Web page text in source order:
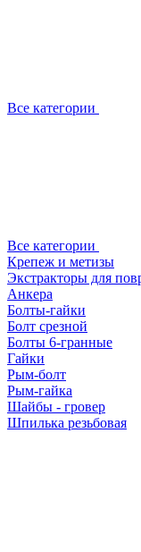
Все категории
Все категории
Крепеж и метизы
Экстракторы для
Анкера
Болты-гайки
Болт срезной
Болты 6-гранные
Гайки
Рым-болт
Рым-гайка
Шайбы - гровер
Шпилька резьбовая